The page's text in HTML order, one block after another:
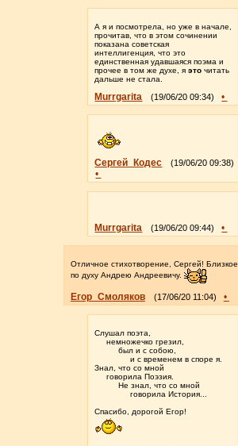
А я и посмотрела, но уже в начале,
прочитав, что в этом сочинении
показана советская
интеллигенция, что это
единственная удавшаяся поэма и
прочее в том же духе, яэто читать
дальше не стала.
Murrgarita (19/06/20 09:34) •
Сергей_Кодес (19/06/20 09:38)
•
Murrgarita (19/06/20 09:44) •
Отличное стихотворение, Сергей! Близкое
по духу Андрею Андреевичу.
Егор_Смоляков (17/06/20 11:04) •
Слушал поэта,
немножечко грезил,
был и с собою,
и с временем в споре я.
Знал, что со мной
говорила Поэзия.
Не знал, что со мной
говорила История...
Спасибо, дорогой Егор!